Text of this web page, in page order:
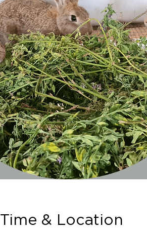
Time & Location